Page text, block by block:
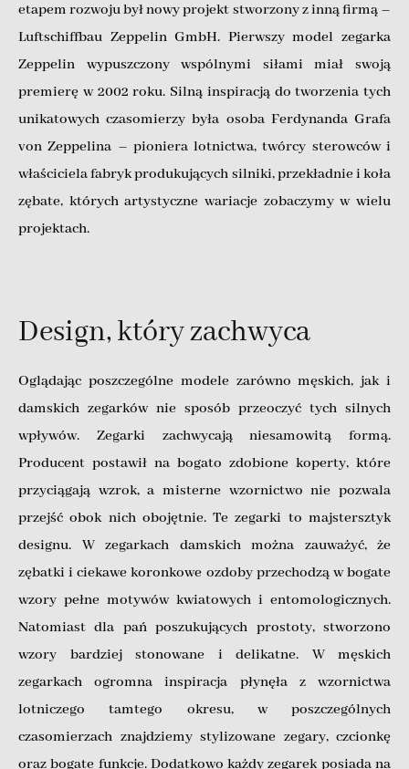
etapem rozwoju był nowy projekt stworzony z inną firmą –
Luftschiffbau Zeppelin GmbH. Pierwszy model zegarka
Zeppelin wypuszczony wspólnymi siłami miał swoją
premierę w 2002 roku. Silną inspiracją do tworzenia tych
unikatowych czasomierzy była osoba Ferdynanda Grafa
von Zeppelina – pioniera lotnictwa, twórcy sterowców i
właściciela fabryk produkujących silniki, przekładnie i koła
zębate, których artystyczne wariacje zobaczymy w wielu
projektach.
Design, który zachwyca
Oglądając poszczególne modele zarówno męskich, jak i
damskich zegarków nie sposób przeoczyć tych silnych
wpływów. Zegarki zachwycają niesamowitą formą.
Producent postawił na bogato zdobione koperty, które
przyciągają wzrok, a misterne wzornictwo nie pozwala
przejść obok nich obojętnie. Te zegarki to majstersztyk
designu. W zegarkach damskich można zauważyć, że
zębatki i ciekawe koronkowe ozdoby przechodzą w bogate
wzory pełne motywów kwiatowych i entomologicznych.
Natomiast dla pań poszukujących prostoty, stworzono
wzory bardziej stonowane i delikatne. W męskich
zegarkach ogromna inspiracja płynęła z wzornictwa
lotniczego tamtego okresu, w poszczególnych
czasomierzach znajdziemy stylizowane zegary, czcionkę
oraz bogate funkcje. Dodatkowo każdy zegarek posiada na